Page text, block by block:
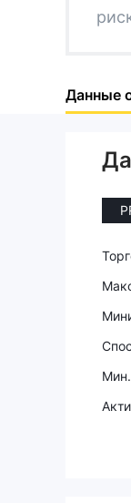
Данные